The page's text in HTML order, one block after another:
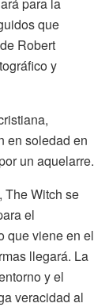
que
de Robert
y
en soledad en
un aquelarre.
, TheWitch se
el
que viene en el
llegará. La
y el
veracidad al